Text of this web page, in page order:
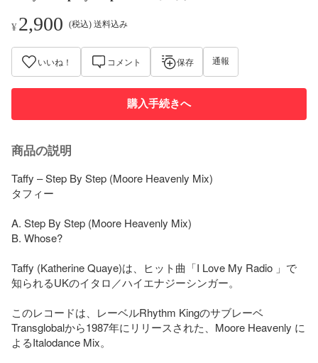
¥2,900 (税込) 送料込み
いいね！ コメント 保存 通報
購入手続きへ
商品の説明
Taffy – Step By Step (Moore Heavenly Mix)
タフィー
A. Step By Step (Moore Heavenly Mix)
B. Whose?
Taffy (Katherine Quaye)は、ヒット曲「I Love My Radio 」で
知られるUKのイタロ／ハイエナジーシンガー。
このレコードは、レーベルRhythm Kingのサブレーベ
Transglobalから1987年にリリースされた、Moore Heavenly に
よるItalodance Mix。